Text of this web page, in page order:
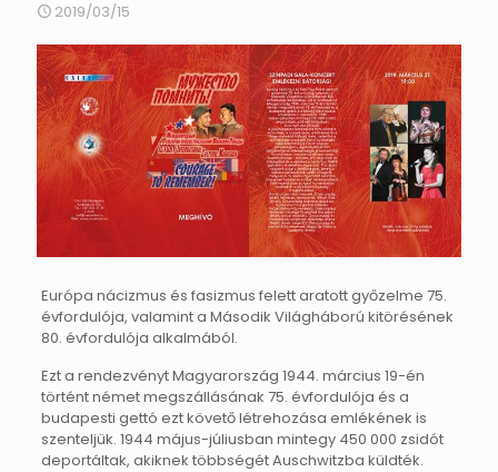
2019/03/15
Európa nácizmus és fasizmus felett aratott győzelme 75.
évfordulója, valamint a Második Világháború kitörésének
80. évfordulója alkalmából.
Ezt a rendezvényt Magyarország 1944. március 19-én
történt német megszállásának 75. évfordulója és a
budapesti gettó ezt követő létrehozása emlékének is
szenteljük. 1944 május-júliusban mintegy 450 000 zsidót
deportáltak, akiknek többségét Auschwitzba küldték.